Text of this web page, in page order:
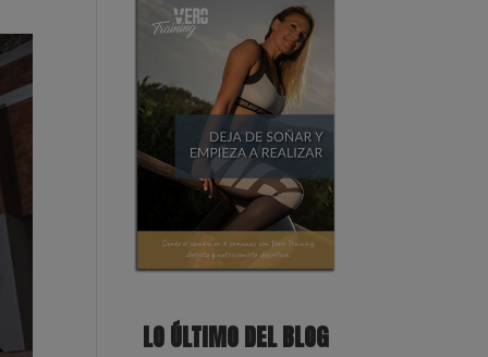
LO ÚLTIMO DEL BLOG